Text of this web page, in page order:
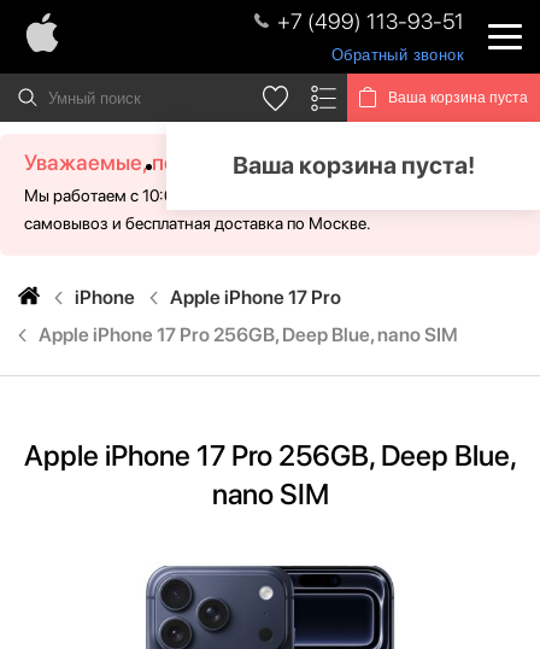
+7 (499) 113-93-51
Обратный звонок
Ваша корзина пуста
Ваша корзина пуста!
Уважаемые, посетители!
Мы работаем с 10:00 - 21:00 без выходных. Для Вас доступен
самовывоз и бесплатная доставка по Москве.
iPhone
Apple iPhone 17 Pro
Apple iPhone 17 Pro 256GB, Deep Blue, nano SIM
Apple iPhone 17 Pro 256GB, Deep Blue,
nano SIM